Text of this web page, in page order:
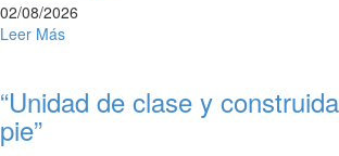
02/08/2026
Leer Más
“Unidad de clase y
pie”